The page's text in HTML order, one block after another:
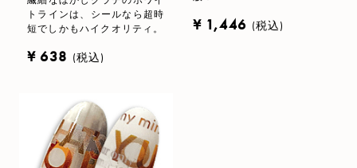
トラインは、シールなら超時
短でしかもハイクオリティ。
¥ 638 (税込)
¥ 1,446 (税込)